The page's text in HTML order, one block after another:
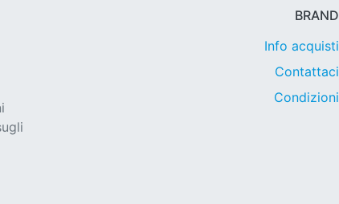
BRAND
Info acquisti
Contattaci
Condizioni